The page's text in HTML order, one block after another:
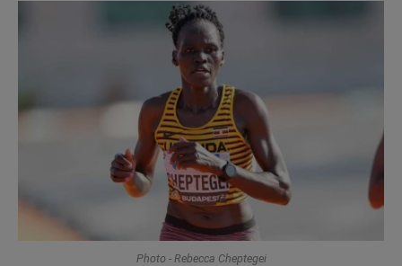
Photo - Rebecca Cheptegei